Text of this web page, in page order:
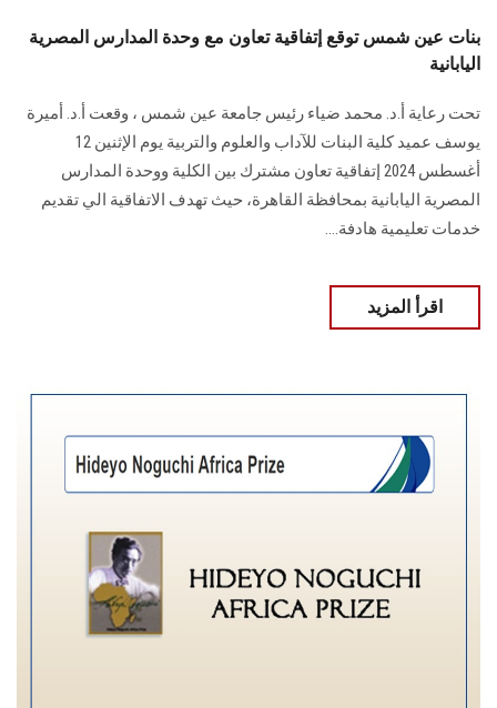
بنات عين شمس توقع إتفاقية تعاون مع وحدة المدارس المصرية
اليابانية
تحت رعاية أ.د. محمد ضياء رئيس جامعة عين شمس ، وقعت أ.د. أميرة
يوسف عميد كلية البنات للآداب والعلوم والتربية يوم الإثنين 12
أغسطس 2024 إتفاقية تعاون مشترك بين الكلية ووحدة المدارس
المصرية اليابانية بمحافظة القاهرة، حيث تهدف الاتفاقية الي تقديم
خدمات تعليمية هادفة....
اقرأ المزيد